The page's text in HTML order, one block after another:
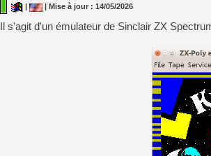
| Mise à jour : 14/05/2026
Il s'agit d'un émulateur de Sinclair ZX